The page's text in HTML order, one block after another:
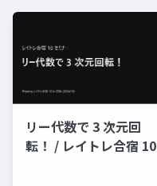
リー代数で 3 次元回
転！ / レイトレ合宿 10